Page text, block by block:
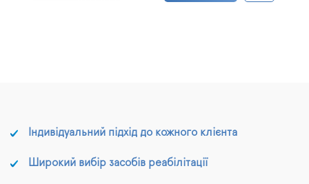
Індивідуальний підхід до кожного клієнта
Широкий вибір засобів реабілітації